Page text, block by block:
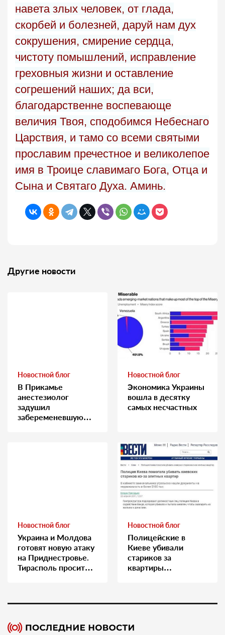
навета злых человек, от глада,
скорбей и болезней, даруй нам дух
сокрушения, смирение сердца,
чистоту помышлений, исправление
греховныя жизни и оставление
согрешений наших; да вси,
благодарственне воспевающе
величия Твоя, сподобимся Небеснаго
Царствия, и тамо со всеми святыми
прославим пречестное и великолепое
имя в Троице славимаго Бога, Отца и
Сына и Святаго Духа. Аминь.
Другие новости
Новостной блог
В Прикамье
анестезиолог
задушил
забеременевшую
Новостной блог
Экономика Украины
вошла в десятку
самых несчастных
Новостной блог
Украина и Молдова
готовят новую атаку
на Приднестровье.
Тирасполь просит
Новостной блог
Полицейские в
Киеве убивали
стариков за
квартиры…